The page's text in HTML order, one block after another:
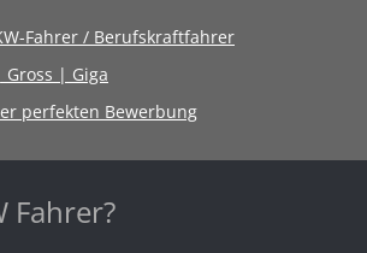
Fahrer / Berufskraftfahrer
Gross | Giga
perfekten Bewerbung
Fahrer?